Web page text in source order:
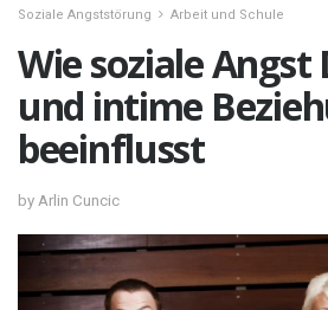
Soziale Angststörung Arbeit und Schule
Wie soziale
und intime
beeinflusst
by Arlin Cuncic